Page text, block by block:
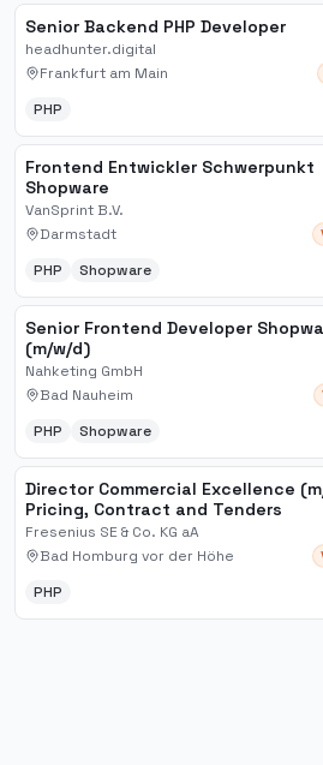
Senior Backend PHP Developer
headhunter.digital
Frankfurt am Main
PHP
Frontend Entwickler Schwerpunkt
Shopware
VanSprint B.V.
Darmstadt
PHP Shopware
Senior Frontend Developer
(m/w/d)
Nahketing GmbH
Bad Nauheim
PHP Shopware
Director Commercial Excellence
Pricing, Contract and Tenders
Fresenius SE & Co. KG aA
Bad Homburg vor der Höhe
PHP